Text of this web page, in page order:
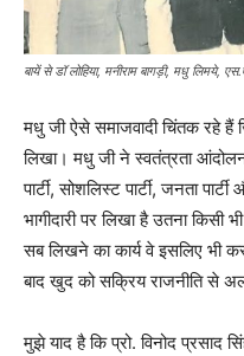
बायें से डॉ लोहिया, मनीराम बागड़ी, मधु लिमये,
मधु जी ऐसे समाजवादी चिंतक रहे हैं
लिखा। मधु जी ने स्वतंत्रता
पार्टी, सोशलिस्ट पार्टी, जनता
भागीदारी पर लिखा है उतना किसी
सब लिखने का कार्य वे इसलिए भी
बाद खुद को सक्रिय राजनीति से
मुझे याद है कि प्रो. विनोद प्रसाद